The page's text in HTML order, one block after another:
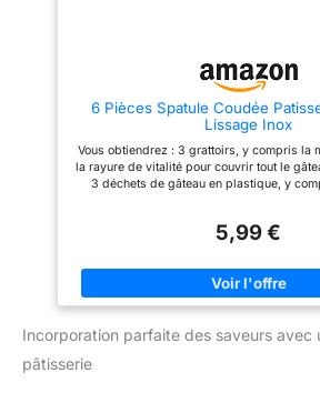
6 Pièces Spatule Coudée
Lissage Inox
Vous obtiendrez : 3 grattoirs, y compris la
la rayure de vitalité pour couvrir tout le
3 déchets de gâteau en plastique, y
acier inoxydable alimentaire de haute
il y a des trous dans chaque poignée. 【
Manche en plastique avec conception
pâtisserie tescoma est conforme à
utilisateur. Multifonction : la spatule à
crème à la vanille, le chocolat liquide, le
5,99 €
Incorporation parfaite des saveurs avec
pâtisserie